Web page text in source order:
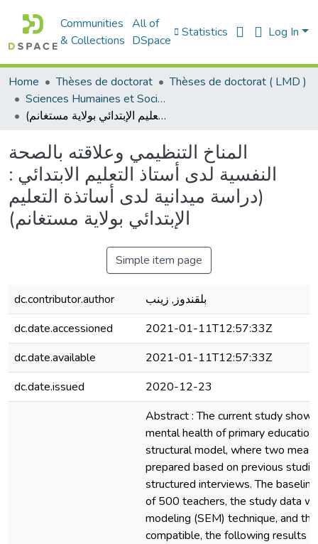
Communities
& Collections
All of
DSpace
Statistics Log In
Home Thèses de doctorat
Thèses de doctorat ( LMD )
Sciences Humaines et Sociales - العلوم الإنسانية والاجتماعية
المناخ التنظيمي وعلاقته بالصحة النفسية لدى أستاذ التعليم الابتدائي : (دراسة ميدانية لدى أساتذة التعليم الإبتدائي بولاية مستغانم)
المناخ التنظيمي وعلاقته بالصحة
النفسية لدى أستاذ التعليم الابتدائي :
(دراسة ميدانية لدى أساتذة التعليم
الإبتدائي بولاية مستغانم)
Simple item page
dc.contributor.author
بلقندوز, زينب
dc.date.accessioned
2021-01-11T12:57:33Z
dc.date.available
2021-01-11T12:57:33Z
dc.date.issued
2020-12-23
Abstract : The current study
mental health of primary
structural model, where two
prepared based on previous
structured interviews. The
of 500 teachers, the study data
modeling (SEM) technique, and
compatible, the following results